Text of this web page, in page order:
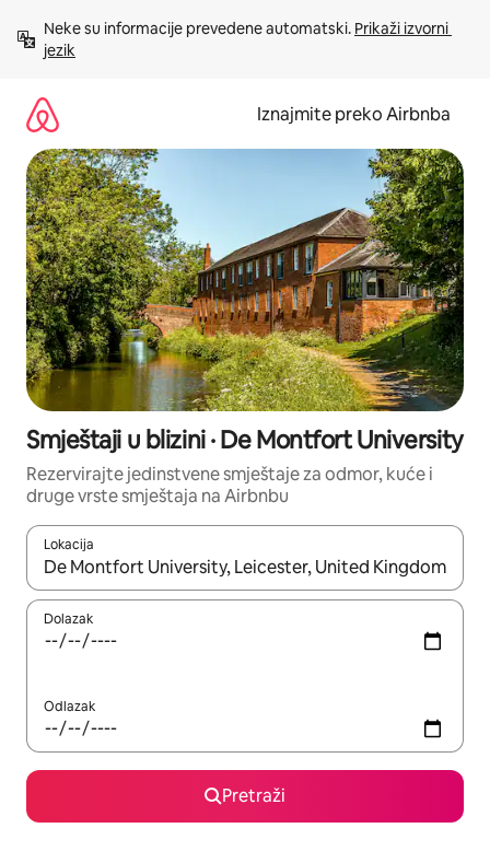
sadržaj
Neke su informacije prevedene automatski. Prikaži izvorni
jezik
Iznajmite preko Airbnba
Smještaji u blizini · De Montfort University
Rezervirajte jedinstvene smještaje za odmor, kuće i
druge vrste smještaja na Airbnbu
Lokacija
Kada budu dostupni rezultati, moći ćete ih pregledati
Dolazak
Odlazak
Pretraži